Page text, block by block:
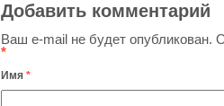
Добавить комментарий
Ваш e-mail не будет опубликован.
*
Имя *